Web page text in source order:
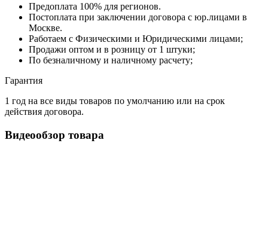
Предоплата 100% для регионов.
Постоплата при заключении договора с юр.лицами в
Москве.
Работаем с Физическими и Юридическими лицами;
Продажи оптом и в розницу от 1 штуки;
По безналичному и наличному расчету;
Гарантия
1 год на все виды товаров по умолчанию или на срок
действия договора.
Видеообзор товара